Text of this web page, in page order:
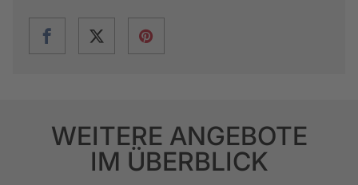
WEITERE ANGEBOTE
IM ÜBERBLICK